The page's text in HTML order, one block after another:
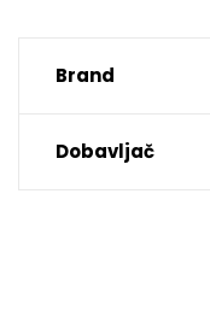
Brand
Dobavljač